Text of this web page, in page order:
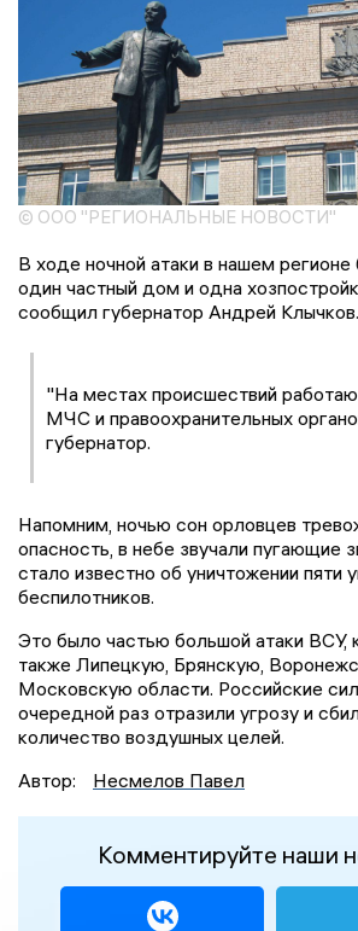
© ООО "РЕГИОНАЛЬНЫЕ НОВОСТИ"
В ходе ночной атаки в нашем
один частный дом и одна
сообщил губернатор Андрей Клычков.
"На местах происшествий
МЧС и правоохранительных
губернатор.
Напомним, ночью сон орловцев
опасность, в небе звучали пугающие
стало известно об уничтожении пяти
беспилотников.
Это было частью большой атаки ВСУ,
также Липецкую, Брянскую,
Московскую области. Российские
очередной раз отразили угрозу и
количество воздушных целей.
Автор:
Несмелов Павел
Комментируйте наши